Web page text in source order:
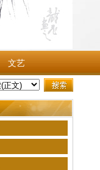
文艺